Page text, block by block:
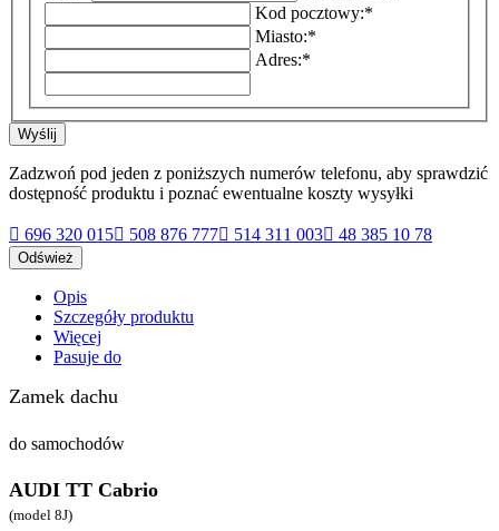
Kod pocztowy:*
Miasto:*
Adres:*
Wyślij
Zadzwoń pod jeden z poniższych numerów telefonu, aby sprawdzić
dostępność produktu i poznać ewentualne koszty wysyłki
 696 320 015 508 876 777 514 311 003 48 385 10 78
Opis
Szczegóły produktu
Więcej
Pasuje do
Zamek dachu
do samochodów
AUDI TT Cabrio
(model 8J)